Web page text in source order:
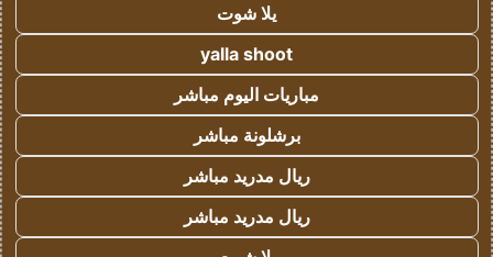
يلا شوت
yalla shoot
مباريات اليوم مباشر
برشلونة مباشر
ريال مدريد مباشر
ريال مدريد مباشر